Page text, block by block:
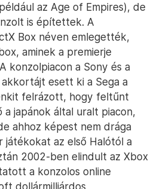
az Age of Empires), de
is építettek. A
Box néven emlegették,
aminek a premierje
konzolpiacon a Sony és a
esett ki a Sega a
felrázott, hogy feltűnt
a japánok által uralt piacon,
ahhoz képest nem drága
játékokat az első Halótól a
2002-ben elindult az Xbox
a konzolos online
dollármilliárdos